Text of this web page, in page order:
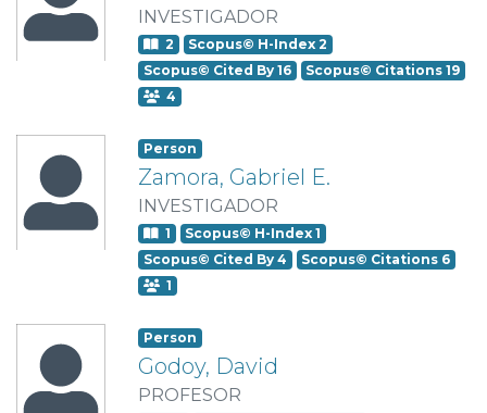
INVESTIGADOR
2
Scopus© H-Index 2
Scopus© Cited By 16
Scopus© Citations 19
4
Person
Zamora, Gabriel E.
INVESTIGADOR
1
Scopus© H-Index 1
Scopus© Cited By 4
Scopus© Citations 6
1
Person
Godoy, David
PROFESOR